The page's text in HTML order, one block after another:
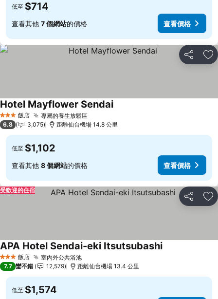
低至 $714
查看其他 7 個網站的價格 查看價格
分享 加
3 星級 飯店 專屬的養生放鬆區查看價格
Hotel Mayflower Sendai查看價格
6.8 3,075 距離仙台機場 14.8 公里
低至 $1,102
查看其他 8 個網站的價格 查看價格
分享 加
受歡迎的住宿
3 星級 飯店 室內外公共浴池查看價格
APA Hotel Sendai-eki Itsutsubashi查看價格
7.7 蠻不錯 12,579 距離仙台機場 13.4 公里
低至 $1,574